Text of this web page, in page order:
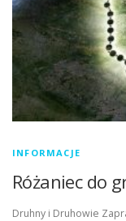
INFORMACJE
Różaniec do
Druhny i Druhowie